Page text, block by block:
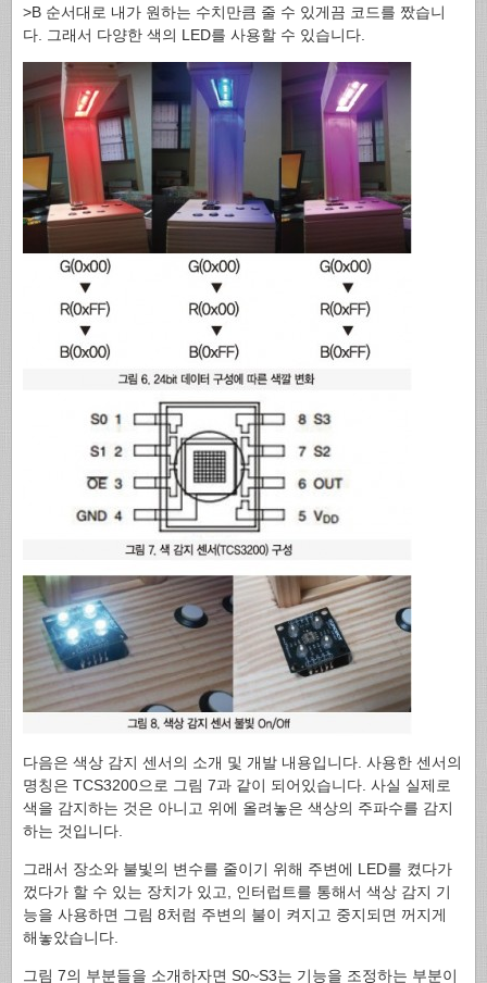
>B 순서대로 내가 원하는 수치만큼 줄 수 있게끔 코드를 짰습니
다. 그래서 다양한 색의 LED를 사용할 수 있습니다.
다음은 색상 감지 센서의 소개 및 개발 내용입니다. 사용한 센서의
명칭은 TCS3200으로 그림 7과 같이 되어있습니다. 사실 실제로
색을 감지하는 것은 아니고 위에 올려놓은 색상의 주파수를 감지
하는 것입니다.
그래서 장소와 불빛의 변수를 줄이기 위해 주변에 LED를 켰다가
껐다가 할 수 있는 장치가 있고, 인터럽트를 통해서 색상 감지 기
능을 사용하면 그림 8처럼 주변의 불이 켜지고 중지되면 꺼지게
해놓았습니다.
그림 7의 부분들을 소개하자면 S0~S3는 기능을 조정하는 부분이